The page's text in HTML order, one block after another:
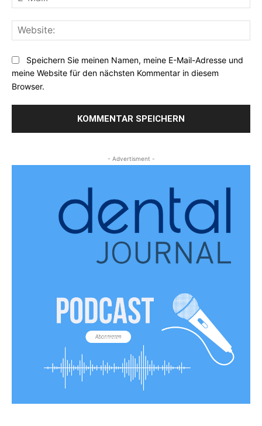
Speichern Sie meinen Namen, meine E-Mail-Adresse und
meine Website für den nächsten Kommentar in diesem
Browser.
- Advertisment -